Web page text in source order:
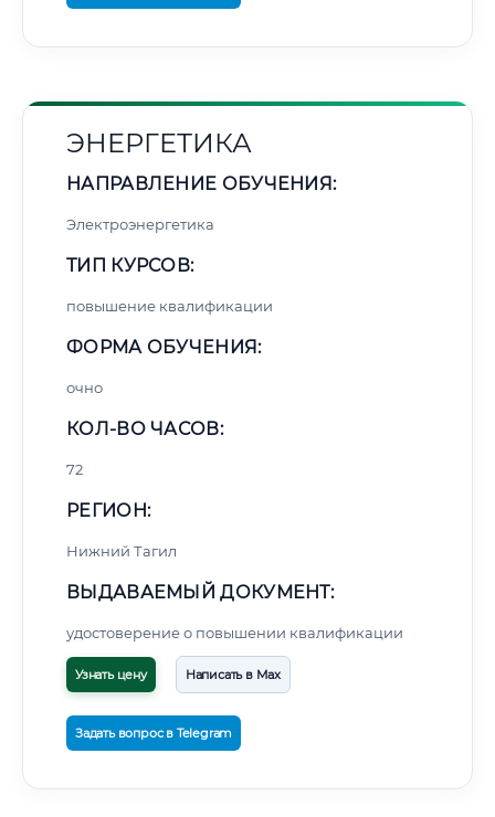
ЭНЕРГЕТИКА
НАПРАВЛЕНИЕ ОБУЧЕНИЯ:
Электроэнергетика
ТИП КУРСОВ:
повышение квалификации
ФОРМА ОБУЧЕНИЯ:
очно
КОЛ-ВО ЧАСОВ:
72
РЕГИОН:
Нижний Тагил
ВЫДАВАЕМЫЙ ДОКУМЕНТ:
удостоверение о повышении квалификации
Узнать цену Написать в Max
Задать вопрос в Telegram